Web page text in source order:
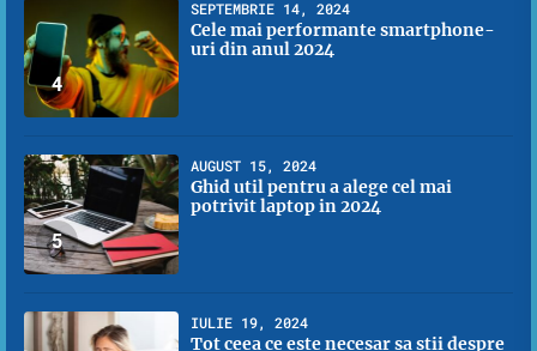
4
SEPTEMBRIE 14, 2024
Cele mai performante smartphone-
uri din anul 2024
5
AUGUST 15, 2024
Ghid util pentru a alege cel mai
potrivit laptop in 2024
IULIE 19, 2024
Tot ceea ce este necesar sa stii despre